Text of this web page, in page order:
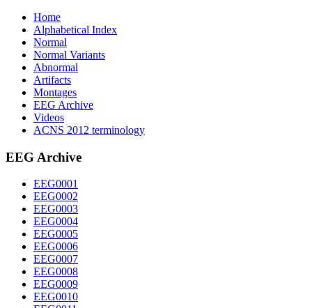
Home
Alphabetical Index
Normal
Normal Variants
Abnormal
Artifacts
Montages
EEG Archive
Videos
ACNS 2012 terminology
EEG Archive
EEG0001
EEG0002
EEG0003
EEG0004
EEG0005
EEG0006
EEG0007
EEG0008
EEG0009
EEG0010